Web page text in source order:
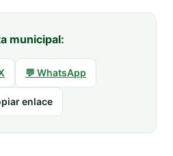
municipal:
💬 WhatsApp
enlace